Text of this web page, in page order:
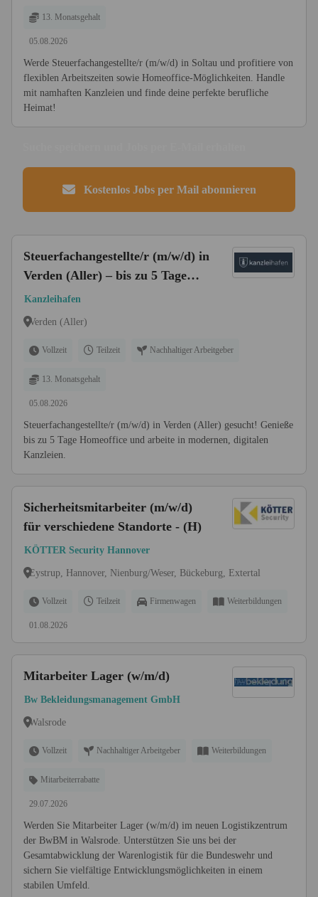
13. Monatsgehalt
05.08.2026
Werde Steuerfachangestellte/r (m/w/d) in Soltau und profitiere von
flexiblen Arbeitszeiten sowie Homeoffice-Möglichkeiten. Handle
mit namhaften Kanzleien und finde deine perfekte berufliche
Heimat!
Kostenlos Jobs per Mail abonnieren
Steuerfachangestellte/r (m/w/d) in
Verden (Aller) – bis zu 5 Tage
Homeoffice
Kanzleihafen
Verden (Aller)
Vollzeit Teilzeit Nachhaltiger Arbeitgeber
13. Monatsgehalt
05.08.2026
Steuerfachangestellte/r (m/w/d) in Verden (Aller) gesucht! Genieße
bis zu 5 Tage Homeoffice und arbeite in modernen, digitalen
Kanzleien.
Sicherheitsmitarbeiter (m/w/d)
für verschiedene Standorte - (H)
KÖTTER Security Hannover
Eystrup, Hannover, Nienburg/Weser, Bückeburg, Extertal
Vollzeit Teilzeit Firmenwagen Weiterbildungen
01.08.2026
Mitarbeiter Lager (w/m/d)
Bw Bekleidungsmanagement GmbH
Walsrode
Vollzeit Nachhaltiger Arbeitgeber Weiterbildungen
Mitarbeiterrabatte
29.07.2026
Werden Sie Mitarbeiter Lager (w/m/d) im neuen Logistikzentrum
der BwBM in Walsrode. Unterstützen Sie uns bei der
Gesamtabwicklung der Warenlogistik für die Bundeswehr und
sichern Sie vielfältige Entwicklungsmöglichkeiten in einem
stabilen Umfeld.